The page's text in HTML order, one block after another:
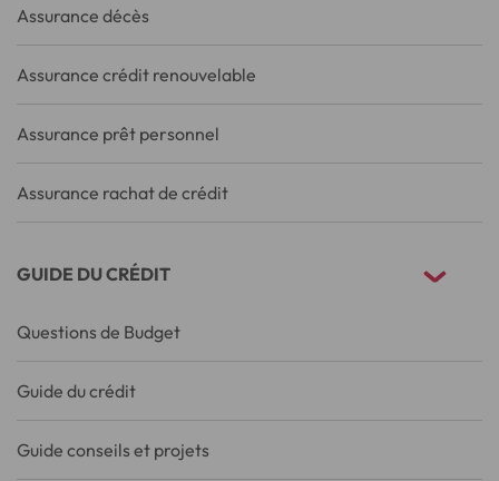
Assurance décès
Assurance crédit renouvelable
Assurance prêt personnel
Assurance rachat de crédit
GUIDE DU CRÉDIT
Questions de Budget
Guide du crédit
Guide conseils et projets